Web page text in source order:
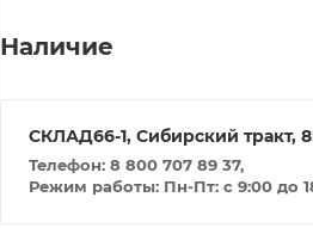
Наличие
СКЛАД66-1, Сибирский тракт,
Телефон: 8 800 707 89 37,
Режим работы: Пн-Пт: с 9:00 до